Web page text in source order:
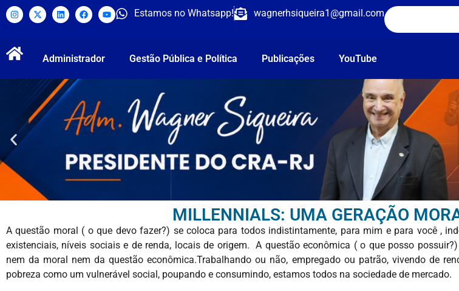
Estamos no Whatsapp! wagnerhsiqueira1@gmail.com
Administrador Gestão Pública e Política Publicações YouTube
MILLENNIALS: UMA GERAÇÃO
A questão moral ( o que devo fazer?) se coloca para todos indistintamente, para mim e para você ,
existenciais, níveis sociais e de renda, locais de origem. A questão econômica ( o que posso
nem da moral nem da questão econômica.Trabalhando ou não, empregado ou patrão, vivendo de
pobreza como um vulnerável social, poupando e consumindo, estamos todos na sociedade de mercado.